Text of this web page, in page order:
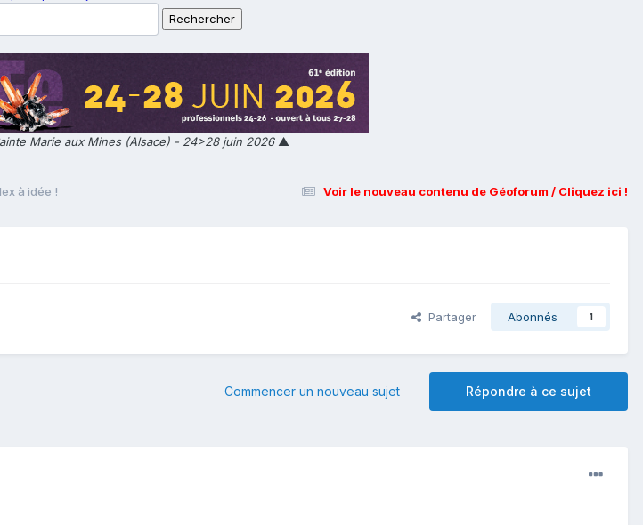
Marie aux Mines (Alsace) - 24>28 juin 2026▲
Voir le nouveau contenu de Géoforum / Cliquez ici !
à idée !
Partager Abonnés 1
Répondre à ce sujet
Commencer un nouveau sujet